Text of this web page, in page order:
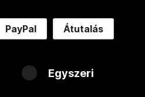
PayPal Átutalás
Egyszeri